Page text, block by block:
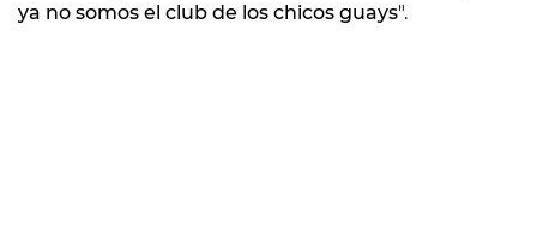
ya no somos el club de los chicos guays".